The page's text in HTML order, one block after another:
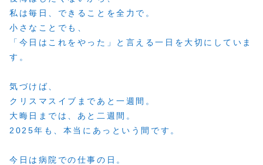
私は毎日、できることを全力で。
小さなことでも、
「今日はこれをやった」と言える一日を大切にしていま
す。
気づけば、
クリスマスイブまであと一週間。
大晦日までは、あと二週間。
2025年も、本当にあっという間です。
今日は病院での仕事の日。